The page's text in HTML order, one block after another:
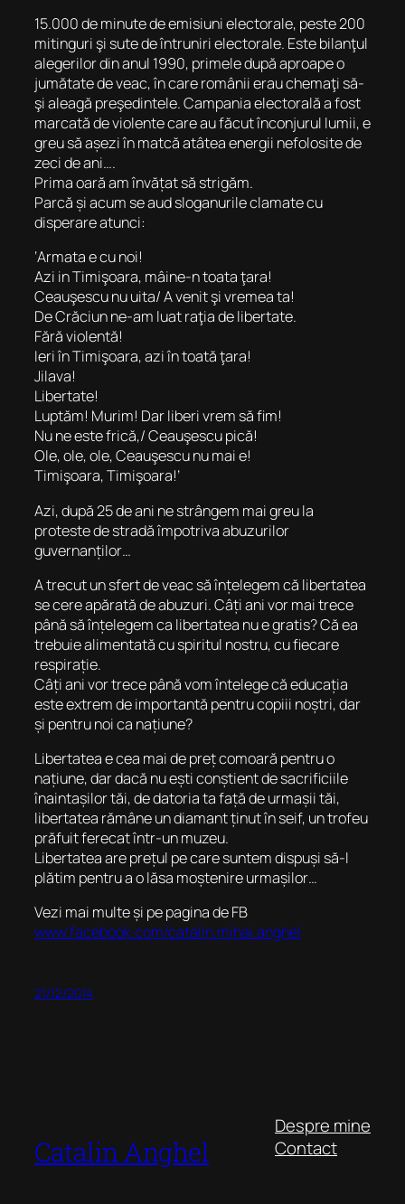
15.000 de minute de emisiuni electorale, peste 200
mitinguri şi sute de întruniri electorale. Este bilanţul
alegerilor din anul 1990, primele după aproape o
jumătate de veac, în care românii erau chemaţi să-
şi aleagă preşedintele. Campania electorală a fost
marcată de violente care au făcut înconjurul lumii, e
greu să așezi în matcă atâtea energii nefolosite de
zeci de ani….
Prima oară am învățat să strigăm.
Parcă și acum se aud sloganurile clamate cu
disperare atunci:
‘Armata e cu noi!
Azi in Timişoara, mâine-n toata ţara!
Ceauşescu nu uita/ A venit şi vremea ta!
De Crăciun ne-am luat raţia de libertate.
Fără violentă!
Ieri în Timişoara, azi în toată ţara!
Jilava!
Libertate!
Luptăm! Murim! Dar liberi vrem să fim!
Nu ne este frică,/ Ceauşescu pică!
Ole, ole, ole, Ceauşescu nu mai e!
Timişoara, Timişoara!’
Azi, după 25 de ani ne strângem mai greu la
proteste de stradă împotriva abuzurilor
guvernanților…
A trecut un sfert de veac să înțelegem că libertatea
se cere apărată de abuzuri. Câți ani vor mai trece
până să înțelegem ca libertatea nu e gratis? Că ea
trebuie alimentată cu spiritul nostru, cu fiecare
respirație.
Câți ani vor trece până vom întelege că educația
este extrem de importantă pentru copiii noștri, dar
și pentru noi ca națiune?
Libertatea e cea mai de preț comoară pentru o
națiune, dar dacă nu ești conștient de sacrificiile
înaintașilor tăi, de datoria ta față de urmașii tăi,
libertatea rămâne un diamant ținut în seif, un trofeu
prăfuit ferecat într-un muzeu.
Libertatea are prețul pe care suntem dispuși să-l
plătim pentru a o lăsa moștenire urmașilor…
Vezi mai multe și pe pagina de FB
www.facebook.com/catalin.mihai.anghel
21/12/2014
Catalin Anghel
Despre mine
Contact